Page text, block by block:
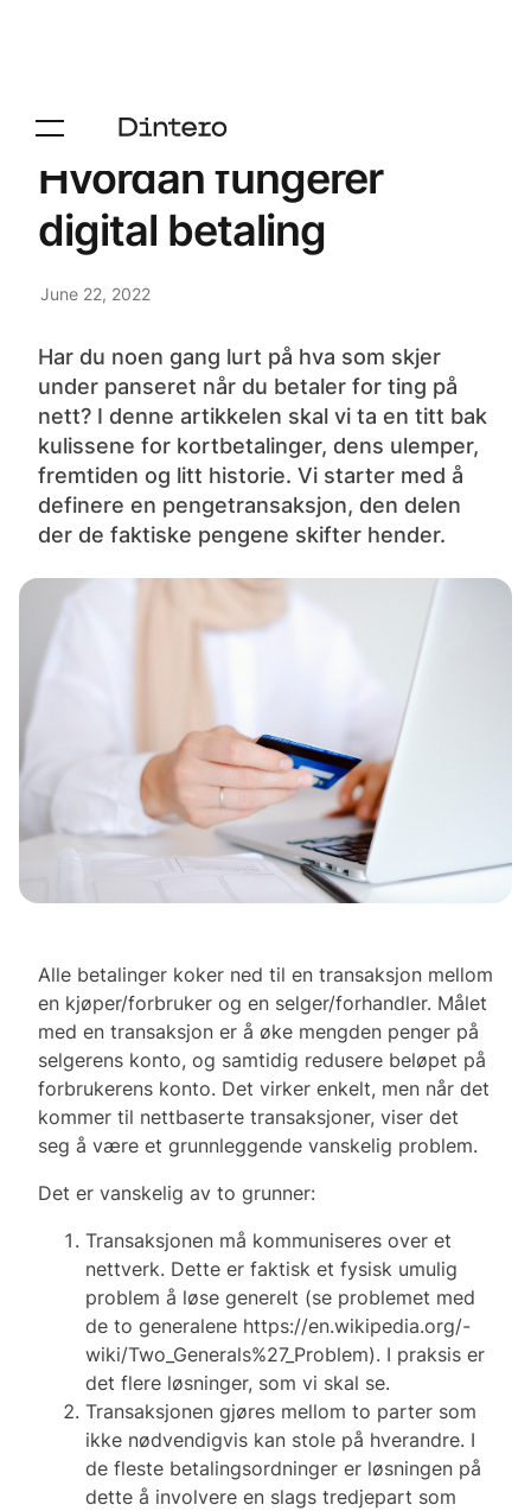
Hvordan fungerer
digital betaling
June 22, 2022
Har du noen gang lurt på hva som skjer
under panseret når du betaler for ting på
nett? I denne artikkelen skal vi ta en titt bak
kulissene for kortbetalinger, dens ulemper,
fremtiden og litt historie. Vi starter med å
definere en pengetransaksjon, den delen
der de faktiske pengene skifter hender.
Alle betalinger koker ned til en transaksjon mellom
en kjøper/forbruker og en selger/forhandler. Målet
med en transaksjon er å øke mengden penger på
selgerens konto, og samtidig redusere beløpet på
forbrukerens konto. Det virker enkelt, men når det
kommer til nettbaserte transaksjoner, viser det
seg å være et grunnleggende vanskelig problem.
Det er vanskelig av to grunner:
Transaksjonen må kommuniseres over et
nettverk. Dette er faktisk et fysisk umulig
problem å løse generelt (se problemet med
de to generalene https://en.wikipedia.org/­
wiki/Two_Generals%27_Problem). I praksis er
det flere løsninger, som vi skal se.
Transaksjonen gjøres mellom to parter som
ikke nødvendigvis kan stole på hverandre. I
de fleste betalingsordninger er løsningen på
dette å involvere en slags tredjepart som